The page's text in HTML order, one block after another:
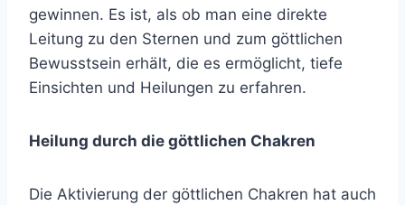
gewinnen. Es ist, als ob man eine direkte
Leitung zu den Sternen und zum göttlichen
Bewusstsein erhält, die es ermöglicht, tiefe
Einsichten und Heilungen zu erfahren.
Heilung durch die göttlichen Chakren
Die Aktivierung der göttlichen Chakren hat auch